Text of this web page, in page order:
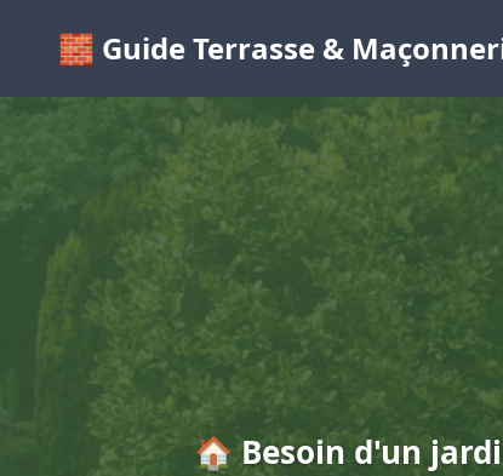
🧱 Guide Terrasse &
🏠 Besoin d'un